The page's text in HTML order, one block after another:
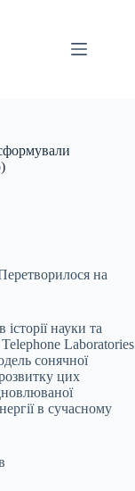
на
науки та
Laboratories
сонячної
цих
в сучасному